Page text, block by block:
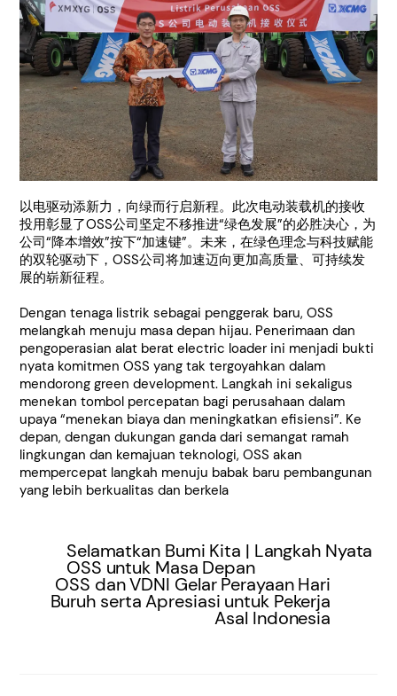
以电驱动添新力，向绿而行启新程。此次电动装载机的接收
投用彰显了OSS公司坚定不移推进“绿色发展”的必胜决心，为
公司“降本增效”按下“加速键”。未来，在绿色理念与科技赋能
的双轮驱动下，OSS公司将加速迈向更加高质量、可持续发
展的崭新征程。
Dengan tenaga listrik sebagai penggerak baru, OSS
melangkah menuju masa depan hijau. Penerimaan dan
pengoperasian alat berat electric loader ini menjadi bukti
nyata komitmen OSS yang tak tergoyahkan dalam
mendorong green development. Langkah ini sekaligus
menekan tombol percepatan bagi perusahaan dalam
upaya “menekan biaya dan meningkatkan efisiensi”. Ke
depan, dengan dukungan ganda dari semangat ramah
lingkungan dan kemajuan teknologi, OSS akan
mempercepat langkah menuju babak baru pembangunan
yang lebih berkualitas dan berkela
Selamatkan Bumi Kita | Langkah Nyata
OSS untuk Masa Depan
OSS dan VDNI Gelar Perayaan Hari
Buruh serta Apresiasi untuk Pekerja
Asal Indonesia